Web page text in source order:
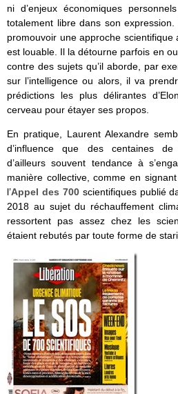
ni d’enjeux économiques
totalement libre dans son
promouvoir une approche
est louable. Il la détourne parfois en
contre des sujets qu’il aborde, par
sur l’intelligence ou alors, il va
prédictions les plus délirantes
cerveau pour étayer ses propos.
En pratique, Laurent Alexandre
d’influence que des centaines
d’ailleurs souvent tendance à
manière collective, comme en
l’Appel des 700scientifiques publié
2018 au sujet du réchauffement
ressortent pas assez chez les
étaient rebutés par toute forme de